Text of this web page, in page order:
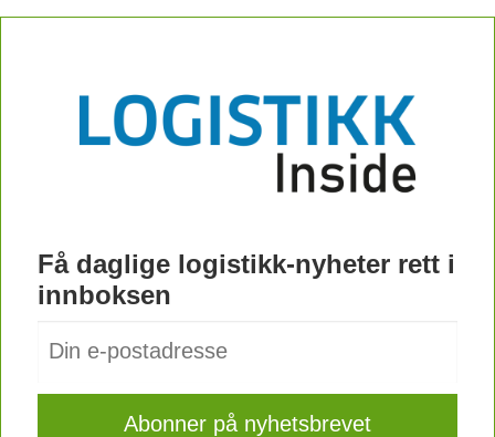
Få daglige logistikk-nyheter rett i
innboksen